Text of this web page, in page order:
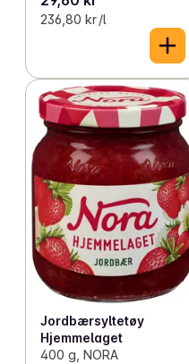
236,80 kr /l
Jordbærsyltetøy
Hjemmelaget
400 g, NORA